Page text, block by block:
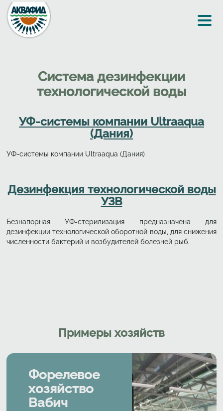
Перейти к основному содержанию
Система дезинфекции
технологической воды
УФ-системы компании Ultraaqua
(Дания)
УФ-системы компании Ultraaqua (Дания)
Дезинфекция технологической воды
УЗВ
Безнапорная УФ-стерилизация предназначена для
дезинфекции технологической оборотной воды, для снижения
численности бактерий и возбудителей болезней рыб.
Примеры хозяйств
Форелевое
хозяйство
Вабич